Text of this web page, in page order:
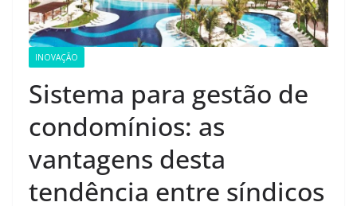
INOVAÇÃO
Sistema para gestão de
condomínios: as
vantagens desta
tendência entre síndicos